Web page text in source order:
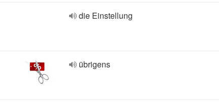
die Einstellung
übrigens